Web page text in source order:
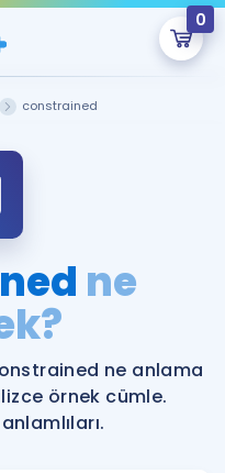
0
Boş.
onlarca eğitim seni
Gramer
constrained
ne
ne anlama
örnek cümle.